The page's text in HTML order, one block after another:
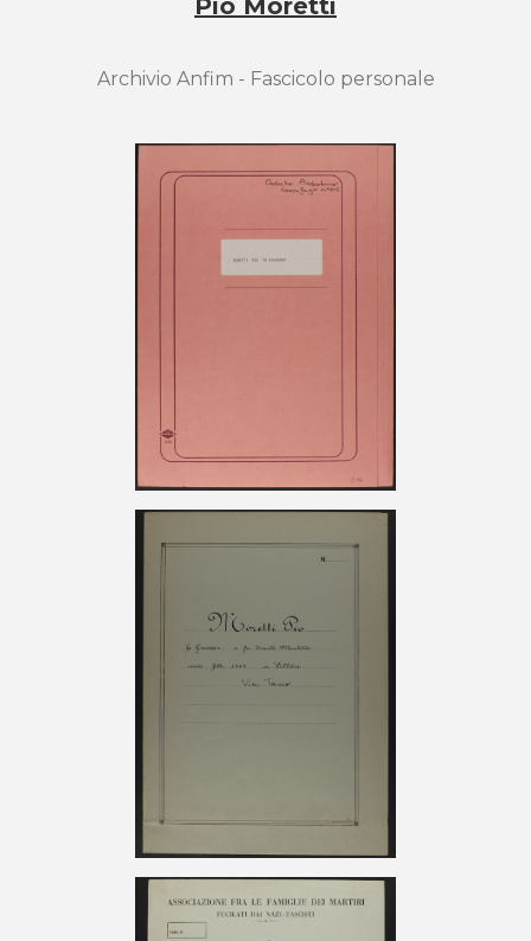
Pio Moretti
Archivio Anfim - Fascicolo personale